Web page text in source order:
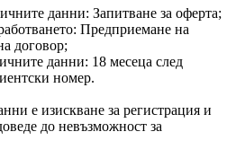
данни: Запитване за оферта;
Предприемане на
договор;
данни: 18 месеца след
номер.
е изискване за регистрация и
до невъзможност за